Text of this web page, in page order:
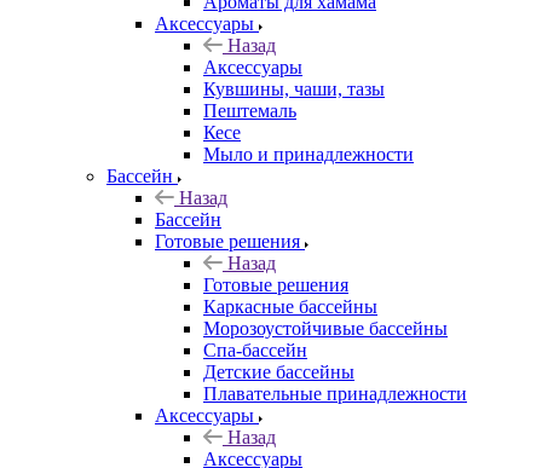
Аксессуары
Назад
Аксессуары
Кувшины, чаши, тазы
Пештемаль
Кесе
Мыло и принадлежности
Бассейн
Назад
Бассейн
Готовые решения
Назад
Готовые решения
Каркасные бассейны
Морозоустойчивые бассейны
Спа-бассейн
Детские бассейны
Плавательные принадлежности
Аксессуары
Назад
Аксессуары